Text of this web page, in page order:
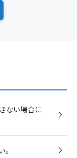
ない場合に